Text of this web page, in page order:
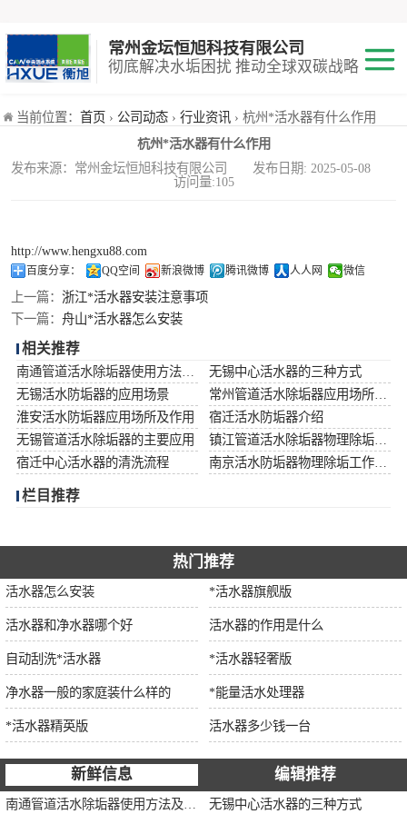
常州金坛恒旭科技有限公司
彻底解决水垢困扰 推动全球双碳战略
当前位置： 首页 › 公司动态 › 行业资讯 › 杭州*活水器有什么作用
杭州*活水器有什么作用
发布来源：常州金坛恒旭科技有限公司 发布日期: 2025-05-08
访问量:105
http://www.hengxu88.com
百度分享： QQ空间 新浪微博 腾讯微博 人人网 微信
上一篇： 浙江*活水器安装注意事项
下一篇： 舟山*活水器怎么安装
相关推荐
无锡中心活水器的三种方式
无锡活水防垢器的应用场景
淮安活水防垢器应用场所及作用
宿迁活水防垢器介绍
无锡管道活水除垢器的主要应用
宿迁中心活水器的清洗流程
栏目推荐
热门推荐
活水器怎么安装 *活水器旗舰版
活水器和净水器哪个好 活水器的作用是什么
自动刮洗*活水器 *活水器轻奢版
净水器一般的家庭装什么样的 *能量活水处理器
*活水器精英版 活水器多少钱一台
新鲜信息 编辑推荐
无锡中心活水器的三种方式
*活水器
铜基触媒防垢器